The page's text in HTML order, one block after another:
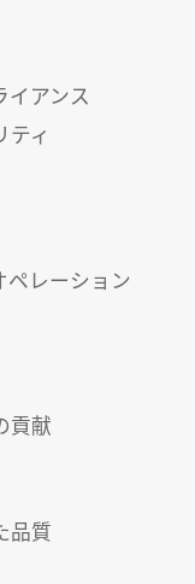
イアンス
ティ
ペレーション
貢献
品質